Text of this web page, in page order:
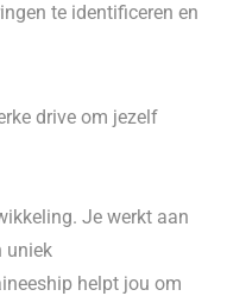
te identificeren en
drive om jezelf
Je werkt aan
uniek
helpt jou om